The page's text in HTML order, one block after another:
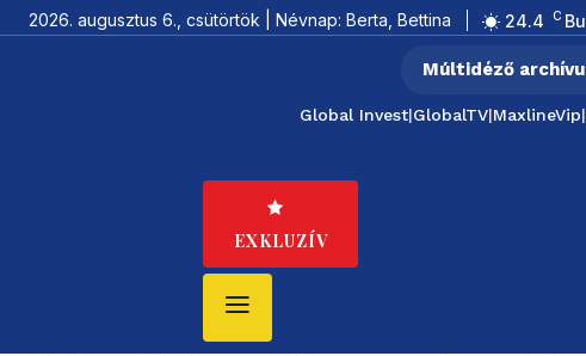
2026. augusztus 6., csütörtök | Névnap: Berta, Bettina 24.4 C
Múltidéző
Global Invest|GlobalTV|MaxlineVip|
EXKLUZÍV